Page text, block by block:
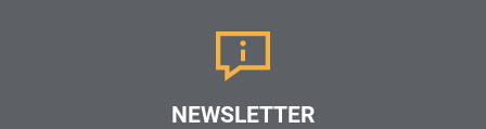
NEWSLETTER